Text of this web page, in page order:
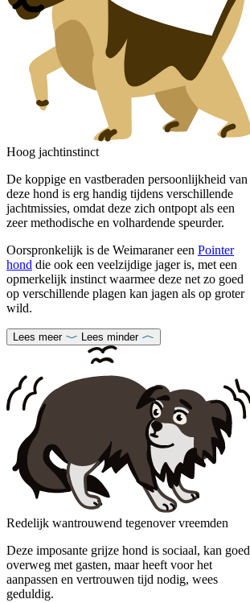
Hoog jachtinstinct
De koppige en vastberaden persoonlijkheid van
deze hond is erg handig tijdens verschillende
jachtmissies, omdat deze zich ontpopt als een
zeer methodische en volhardende speurder.
Oorspronkelijk is de Weimaraner een Pointer
hond die ook een veelzijdige jager is, met een
opmerkelijk instinct waarmee deze net zo goed
op verschillende plagen kan jagen als op groter
wild.
Lees meer Lees minder
Redelijk wantrouwend tegenover vreemden
Deze imposante grijze hond is sociaal, kan goed
overweg met gasten, maar heeft voor het
aanpassen en vertrouwen tijd nodig, wees
geduldig.